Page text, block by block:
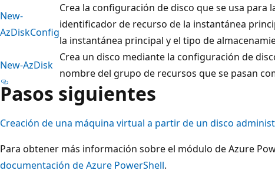
New-
AzDiskConfig
Crea la configuración de disco que se usa para
identificador de recurso de la instantánea
la instantánea principal y el tipo de
New-AzDisk
Crea un disco mediante la configuración de
nombre del grupo de recursos que se pasan
Pasos siguientes
Creación de una máquina virtual a partir de un disco
Para obtener más información sobre el módulo de Azure
documentación de Azure PowerShell.